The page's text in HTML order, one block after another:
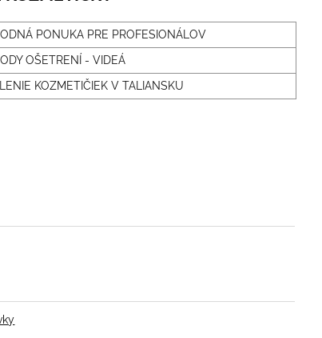
PONUKA PRE PROFESIONÁLOV
OŠETRENÍ - VIDEÁ
KOZMETIČIEK V TALIANSKU